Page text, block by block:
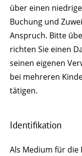
über einen
Buchung und
Anspruch. Bitte
richten Sie einen
seinen eigenen
bei mehreren
tätigen.
Identifikation
Als Medium für die